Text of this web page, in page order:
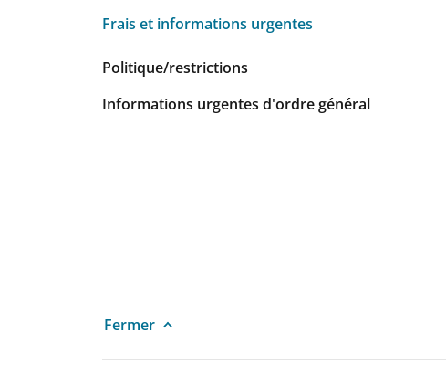
Frais et informations urgentes
Frais et informations urgentes
Politique/restrictions
Informations urgentes d'ordre général
Fermer